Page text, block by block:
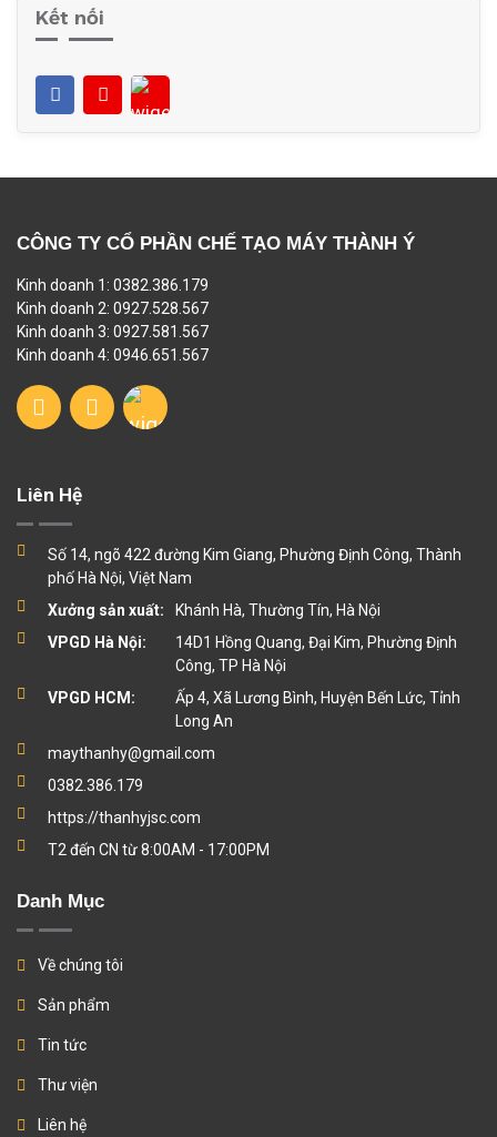
Kết nối
CÔNG TY CỔ PHẦN CHẾ TẠO MÁY THÀNH Ý
Kinh doanh 1: 0382.386.179
Kinh doanh 2: 0927.528.567
Kinh doanh 3: 0927.581.567
Kinh doanh 4: 0946.651.567
Liên Hệ
Số 14, ngõ 422 đường Kim Giang, Phường Định Công, Thành
phố Hà Nội, Việt Nam
Xưởng sản xuất:
Khánh Hà, Thường Tín, Hà Nội
VPGD Hà Nội:
14D1 Hồng Quang, Đại Kim, Phường Định
Công, TP Hà Nội
VPGD HCM:
Ấp 4, Xã Lương Bình, Huyện Bến Lức, Tỉnh
Long An
maythanhy@gmail.com
0382.386.179
https://thanhyjsc.com
T2 đến CN từ 8:00AM - 17:00PM
Danh Mục
Về chúng tôi
Sản phẩm
Tin tức
Thư viện
Liên hệ